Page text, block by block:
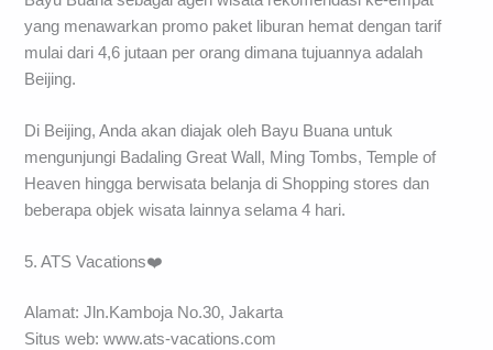
yang menawarkan promo paket liburan hemat dengan tarif
mulai dari 4,6 jutaan per orang dimana tujuannya adalah
Beijing.
Di Beijing, Anda akan diajak oleh Bayu Buana untuk
mengunjungi Badaling Great Wall, Ming Tombs, Temple of
Heaven hingga berwisata belanja di Shopping stores dan
beberapa objek wisata lainnya selama 4 hari.
5. ATS Vacations❤️
Alamat: Jln.Kamboja No.30, Jakarta
Situs web: www.ats-vacations.com